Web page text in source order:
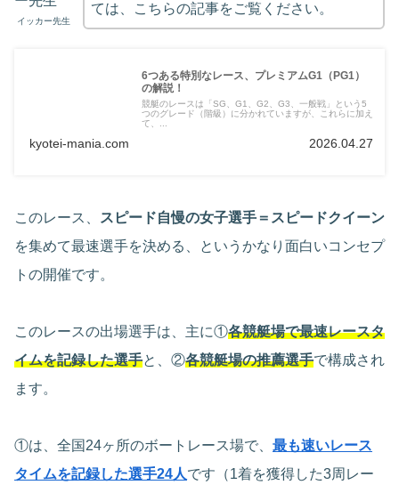
イッカー先生
ては、こちらの記事をご覧ください。
6つある特別なレース、プレミアムG1（PG1）
の解説！
競艇のレースは「SG、G1、G2、G3、一般戦」という5
つのグレード（階級）に分かれていますが、これらに加え
て、...
kyotei-mania.com 2026.04.27
このレース、
スピード自慢の女子選手＝スピードクイーン
を集めて最速選手を決める、というかなり面白いコンセプ
トの開催です。
このレースの出場選手は、主に①各競艇場で最速レースタ
イムを記録した選手と、②各競艇場の推薦選手で構成され
ます。
①は、全国24ヶ所のボートレース場で、 最も速いレース
タイムを記録した選手24人です（1着を獲得した3周レー